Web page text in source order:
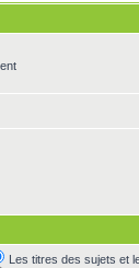
Les titres des sujets et